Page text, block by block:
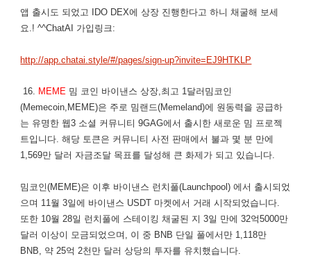
앱 출시도 되었고 IDO DEX에 상장 진행한다고 하니 채굴해 보세
요.! ^^ChatAI 가입링크:
http://app.chatai.style/#/pages/sign-up?invite=EJ9HTKLP
16. MEME 밈 코인 바이낸스 상장,최고 1달러밈코인
(Memecoin,MEME)은 주로 밈랜드(Memeland)에 원동력을 공급하
는 유명한 웹3 소셜 커뮤니티 9GAG에서 출시한 새로운 밈 프로젝
트입니다. 해당 토큰은 커뮤니티 사전 판매에서 불과 몇 분 만에
1,569만 달러 자금조달 목표를 달성해 큰 화제가 되고 있습니다.
밈코인(MEME)은 이후 바이낸스 런치풀(Launchpool) 에서 출시되었
으며 11월 3일에 바이낸스 USDT 마켓에서 거래 시작되었습니다.
또한 10월 28일 런치풀에 스테이킹 채굴된 지 3일 만에 32억5000만
달러 이상이 모금되었으며, 이 중 BNB 단일 풀에서만 1,118만
BNB, 약 25억 2천만 달러 상당의 투자를 유치했습니다.